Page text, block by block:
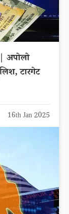
अपोलो
टारगेट
16th Jan 2025